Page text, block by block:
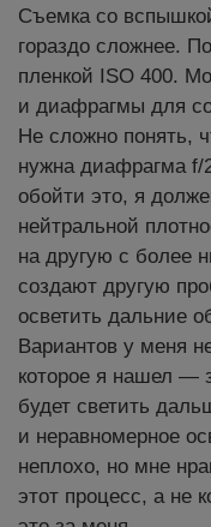
Съемка со
гораздо сложнее.
пленкой ISO 400.
и диафрагмы для
Не сложно понять,
нужна диафрагма f/
обойти это, я
нейтральной
на другую с более
создают другую
осветить дальние
Вариантов у меня
которое я нашел —
будет светить
и неравномерное
неплохо, но мне
этот процесс, а не